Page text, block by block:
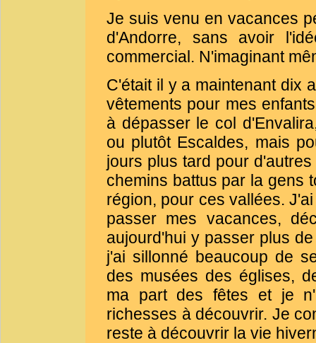
Je suis venu en vacances
d'Andorre, sans avoir
commercial. N'imaginant
C'était il y a maintenant dix
vêtements pour mes
à dépasser le col
ou plutôt Escaldes, mais
jours plus tard pour
chemins battus par la gens
région, pour ces vallées.
passer mes vacances,
aujourd'hui y passer plus
j'ai sillonné beaucoup de
des musées des églises,
ma part des fêtes et je
richesses à découvrir. Je
reste à découvrir la vie